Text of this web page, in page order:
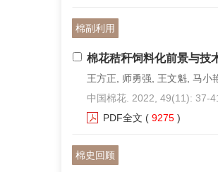
棉副利用
棉花秸秆饲料化前景与技
王方正, 师勇强, 王文魁, 马小
中国棉花. 2022, 49(11): 37-
PDF全文 ( 9275 )
棉史回顾